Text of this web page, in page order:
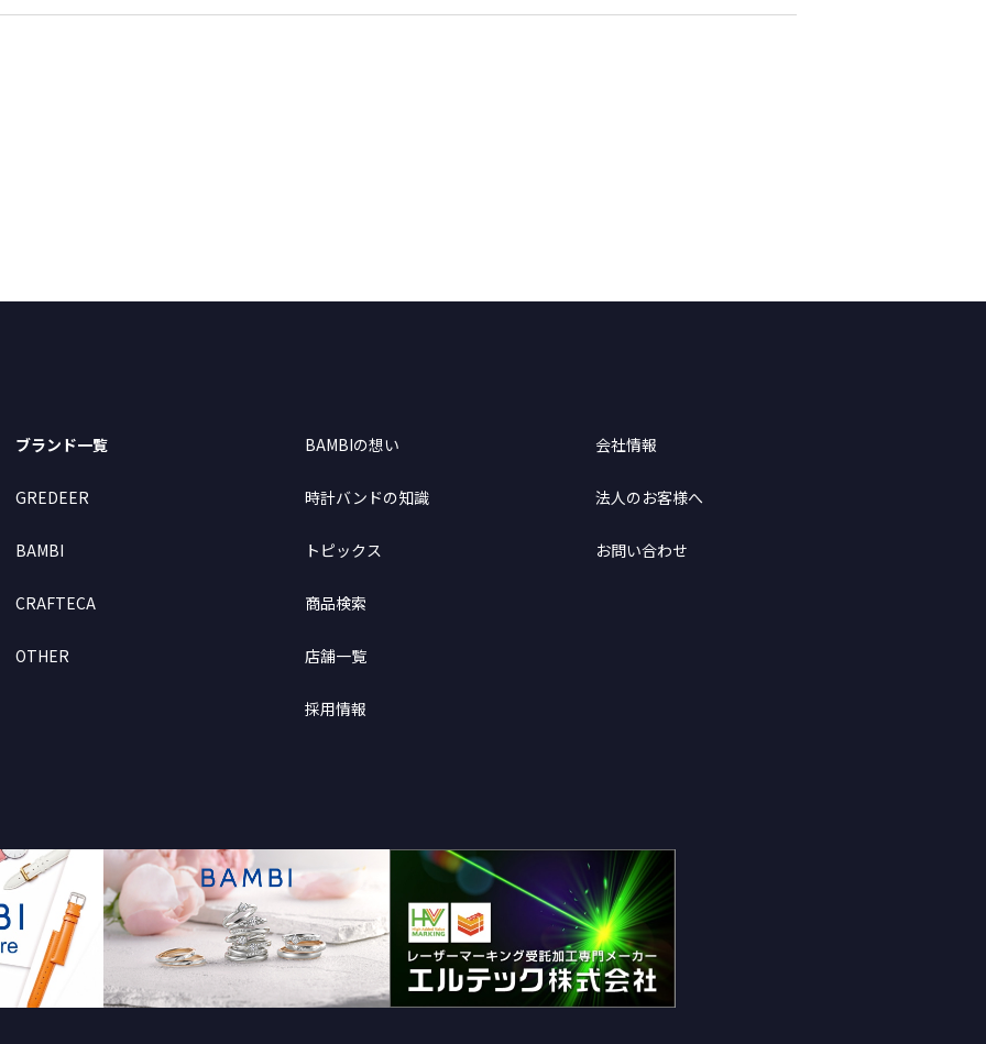
ブランド一覧
GREDEER
BAMBI
CRAFTECA
OTHER
BAMBIの想い
時計バンドの知識
トピックス
商品検索
店舗一覧
採用情報
会社情報
法人のお客様へ
お問い合わせ